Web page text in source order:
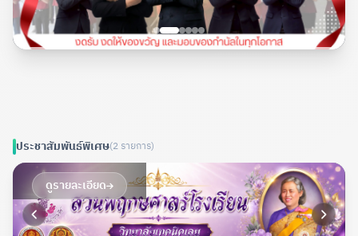
ประชาสัมพันธ์พิเศษ(2 รายการ)
ดูรายละเอียด